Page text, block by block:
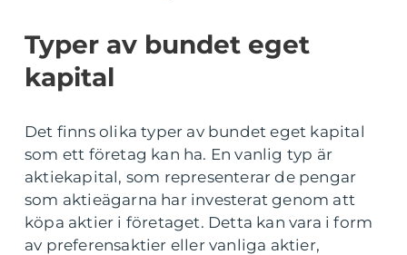
Typer av bundet eget
kapital
Det finns olika typer av bundet eget kapital
som ett företag kan ha. En vanlig typ är
aktiekapital, som representerar de pengar
som aktieägarna har investerat genom att
köpa aktier i företaget. Detta kan vara i form
av preferensaktier eller vanliga aktier,